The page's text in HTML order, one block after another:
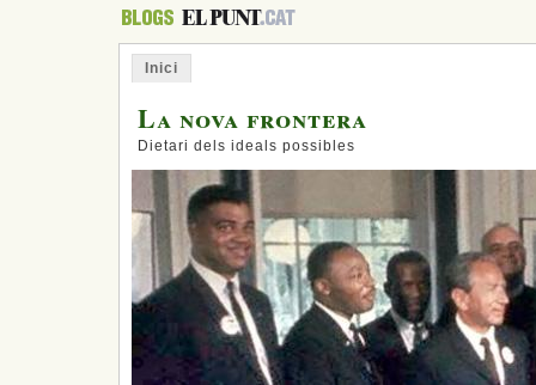
Inici
La nova frontera
Dietari dels ideals possibles